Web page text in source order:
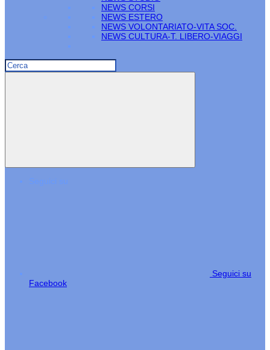
NEWS CORSI
NEWS ESTERO
NEWS VOLONTARIATO-VITA SOC.
NEWS CULTURA-T. LIBERO-VIAGGI
Seguici su
Seguici su
Facebook